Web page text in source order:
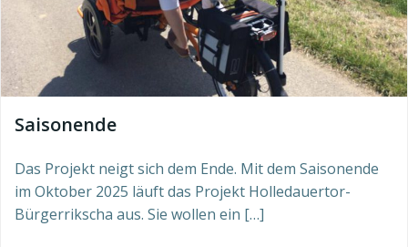
Saisonende
Das Projekt neigt sich dem Ende. Mit dem Saisonende
im Oktober 2025 läuft das Projekt Holledauertor-
Bürgerrikscha aus. Sie wollen ein […]